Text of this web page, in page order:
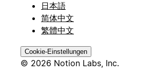
日本語
简体中文
繁體中文
Cookie-Einstellungen
© 2026 Notion Labs, Inc.